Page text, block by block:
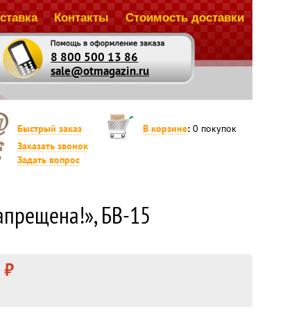
8 800 500 13 86
sale@otmagazin.ru
Контакты Стоимость доставки
Быстрый заказ В корзине: 0 покупок
Заказать звонок
Задать вопрос
БВ-15
₽